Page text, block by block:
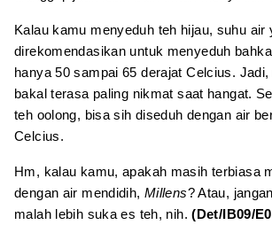
Kalau kamu menyeduh teh hijau, suhu air
direkomendasikan untuk menyeduh
hanya 50 sampai 65 derajat Celcius.
bakal terasa paling nikmat saat hangat.
teh oolong, bisa sih diseduh dengan air
Celcius.
Hm, kalau kamu, apakah masih terbiasa
dengan air mendidih, Millens? Atau,
malah lebih suka es teh, nih.(Det/IB09/